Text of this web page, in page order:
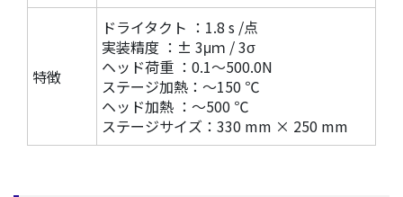
特徴
ドライタクト ：1.8 s /点
実装精度 ：± 3μｍ / 3σ
ヘッド荷重 ：0.1～500.0N
ステージ加熱：～150 ℃
ヘッド加熱 ：～500 ℃
ステージサイズ：330 mm × 250 mm